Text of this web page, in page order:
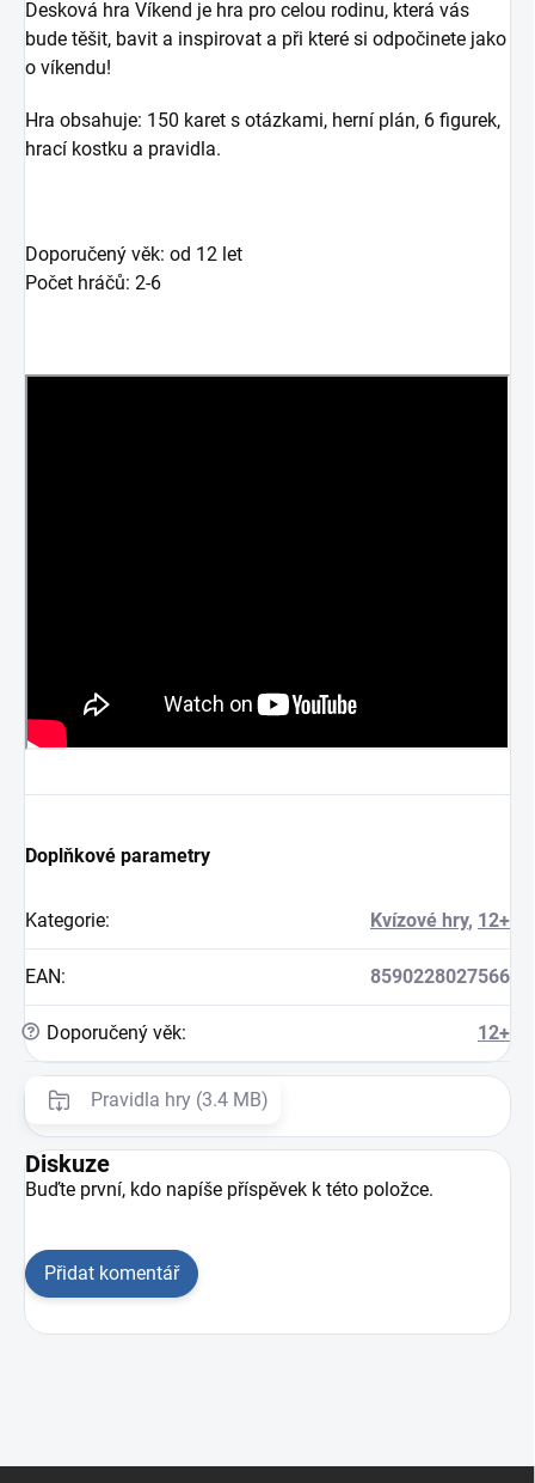
Desková hra Víkend je hra pro celou rodinu, která vás
bude těšit, bavit a inspirovat a při které si odpočinete jako
o víkendu!
Hra obsahuje: 150 karet s otázkami, herní plán, 6 figurek,
hrací kostku a pravidla.
Doporučený věk: od 12 let
Počet hráčů: 2-6
Doplňkové parametry
Kategorie: Kvízové hry, 12+
EAN: 8590228027566
? Doporučený věk: 12+
Pravidla hry (3.4 MB)
Diskuze
Buďte první, kdo napíše příspěvek k této položce.
Přidat komentář